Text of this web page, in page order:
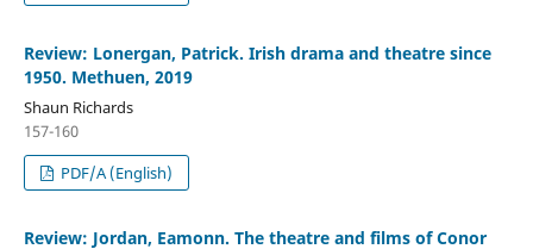
Review: Lonergan, Patrick. Irish drama and theatre since
1950. Methuen, 2019
Shaun Richards
157-160
PDF/A (English)
Review: Jordan, Eamonn. The theatre and films of Conor